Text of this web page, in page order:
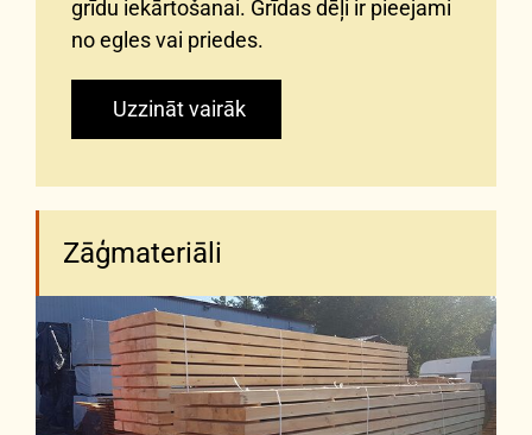
grīdu iekārtošanai. Grīdas dēļi ir pieejami
no egles vai priedes.
Uzzināt vairāk
Zāģmateriāli